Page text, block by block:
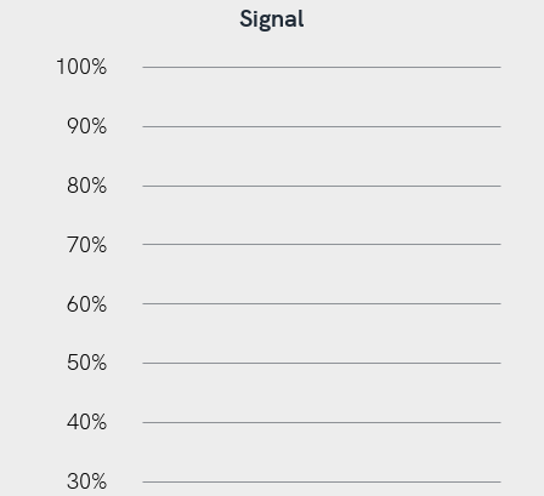
Signal
10%
100%
90%
80%
70%
60%
50%
40%
30%